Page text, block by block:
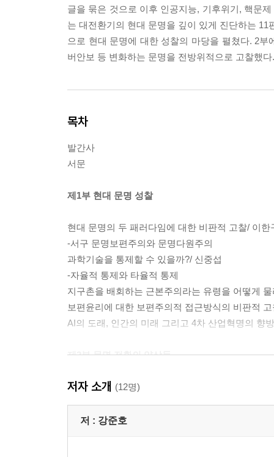
글을 묶은 것으로 이후 인공지능, 기후위기, 핵문
는 대전환기의 현대 문명을 깊이 있게 진단하는
으로 현대 문명에 대한 성찰의 마당을 펼쳤다. 2
버안보 등 변화하는 문명을 전방위적으로 고찰했다.
목차
발간사
서문
제1부 현대 문명 성찰
현대 문명의 두 패러다임에 대한 비판적 고찰/ 이한
-서구 문명보편주의와 문명다원주의
과학기술을 통제할 수 있을까?/ 신중섭
-자율적 통제와 타율적 통제
지구촌을 배회하는 근본주의라는 유령을 어떻게
보편윤리에 대한 보편주의적 접근방식의 비판적
AI의 도래, 인간의 미래 그리고 4차 산업혁명의 향
제2부 문명 전환의 양상들
신자유주의 시대의 문화적 지구화와 한류/ 양종회
인공지능 시대 “Historia, Quo Vadis?”/ 김기봉
한국사회과학 이론의 보편주의/ 김현구
저자 소개 (12명)
저 : 강준호